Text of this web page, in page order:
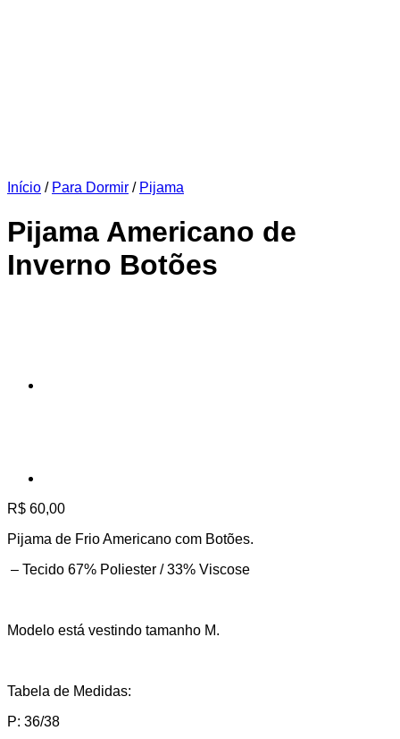
Início / Para Dormir / Pijama
Pijama Americano de
Inverno Botões
R$ 60,00
Pijama de Frio Americano com Botões.
– Tecido 67% Poliester / 33% Viscose
Modelo está vestindo tamanho M.
Tabela de Medidas:
P: 36/38